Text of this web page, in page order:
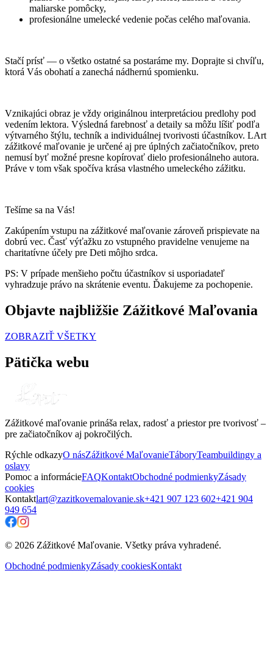
maliarske pomôcky,
profesionálne umelecké vedenie počas celého maľovania.
Stačí prísť — o všetko ostatné sa postaráme my. Doprajte si chvíľu,
ktorá Vás obohatí a zanechá nádhernú spomienku.
Vznikajúci obraz je vždy originálnou interpretáciou predlohy pod
vedením lektora. Výsledná farebnosť a detaily sa môžu líšiť podľa
výtvarného štýlu, techník a individuálnej tvorivosti účastníkov. LArt
zážitkové maľovanie je určené aj pre úplných začiatočníkov, preto
nemusí byť možné presne kopírovať dielo profesionálneho autora.
Práve v tom však spočíva krása vlastného umeleckého zážitku.
Tešíme sa na Vás!
Zakúpením vstupu na zážitkové maľovanie zároveň prispievate na
dobrú vec. Časť výťažku zo vstupného pravidelne venujeme na
charitatívne účely pre Deti môjho srdca.
PS: V prípade menšieho počtu účastníkov si usporiadateľ
vyhradzuje právo na skrátenie eventu. Ďakujeme za pochopenie.
Objavte najbližšie Zážitkové Maľovania
ZOBRAZIŤ VŠETKY
Pätička webu
Zážitkové maľovanie prináša relax, radosť a priestor pre tvorivosť –
pre začiatočníkov aj pokročilých.
Rýchle odkazyO násZážitkové MaľovanieTáboryTeambuildingy a
oslavy
Pomoc a informácieFAQKontaktObchodné podmienkyZásady
cookies
Kontaktlart@zazitkovemalovanie.sk+421 907 123 602+421 904
949 654
© 2026 Zážitkové Maľovanie. Všetky práva vyhradené.
Obchodné podmienkyZásady cookiesKontakt